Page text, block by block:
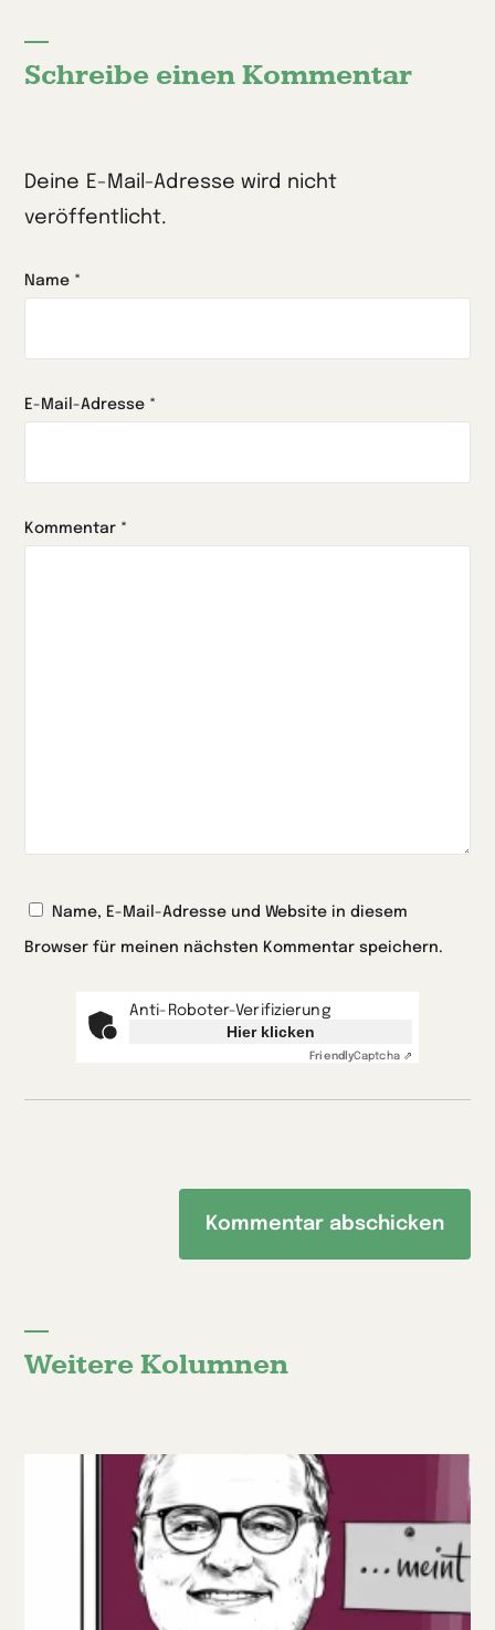
Schreibe einen Kommentar
Deine E-Mail-Adresse wird nicht
veröffentlicht.
Name *
E-Mail-Adresse *
Kommentar *
Name, E-Mail-Adresse und Website in diesem
Browser für meinen nächsten Kommentar speichern.
Anti-Roboter-Verifizierung
Hier klicken
FriendlyCaptcha ⇗
Weitere Kolumnen